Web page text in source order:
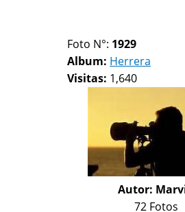
Foto N°: 1929
Album: Herrera
Visitas: 1,640
Autor:
72 Fotos